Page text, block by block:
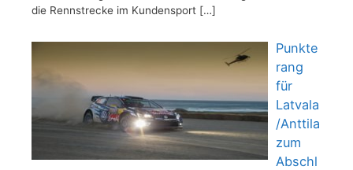
die Rennstrecke im Kundensport […]
Punkte
rang
für
Latvala
/Anttila
zum
Abschl